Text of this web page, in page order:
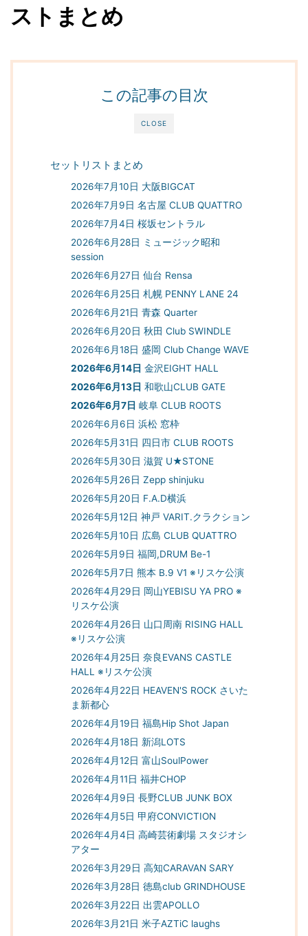
ストまとめ
CLOSE
この記事の目次
セットリストまとめ
2026年7月10日 大阪BIGCAT
2026年7月9日 名古屋 CLUB QUATTRO
2026年7月4日 桜坂セントラル
2026年6月28日 ミュージック昭和
session
2026年6月27日 仙台 Rensa
2026年6月25日 札幌 PENNY LANE 24
2026年6月21日 青森 Quarter
2026年6月20日 秋田 Club SWINDLE
2026年6月18日 盛岡 Club Change WAVE
2026年6月14日 金沢EIGHT HALL
2026年6月13日 和歌山CLUB GATE
2026年6月7日 岐阜 CLUB ROOTS
2026年6月6日 浜松 窓枠
2026年5月31日 四日市 CLUB ROOTS
2026年5月30日 滋賀 U★STONE
2026年5月26日 Zepp shinjuku
2026年5月20日 F.A.D横浜
2026年5月12日 神戸 VARIT.クラクション
2026年5月10日 広島 CLUB QUATTRO
2026年5月9日 福岡,DRUM Be-1
2026年5月7日 熊本 B.9 V1 ※リスケ公演
2026年4月29日 岡山YEBISU YA PRO ※
リスケ公演
2026年4月26日 山口周南 RISING HALL
※リスケ公演
2026年4月25日 奈良EVANS CASTLE
HALL ※リスケ公演
2026年4月22日 HEAVEN'S ROCK さいた
ま新都心
2026年4月19日 福島Hip Shot Japan
2026年4月18日 新潟LOTS
2026年4月12日 富山SoulPower
2026年4月11日 福井CHOP
2026年4月9日 長野CLUB JUNK BOX
2026年4月5日 甲府CONVICTION
2026年4月4日 高崎芸術劇場 スタジオシ
アター
2026年3月29日 高知CARAVAN SARY
2026年3月28日 徳島club GRINDHOUSE
2026年3月22日 出雲APOLLO
2026年3月21日 米子AZTiC laughs